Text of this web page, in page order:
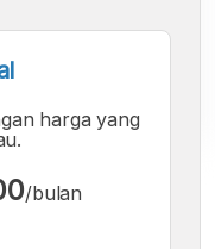
A
harga yang
/bulan